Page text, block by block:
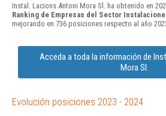
Instal. Lacions Antoni Mora Sl. ha obtenido en
Ranking de Empresas del Sector
mejorando en 736 posiciones respecto al año
Acceda a toda la información de
Mora Sl.
Evolución posiciones 2023 - 2024